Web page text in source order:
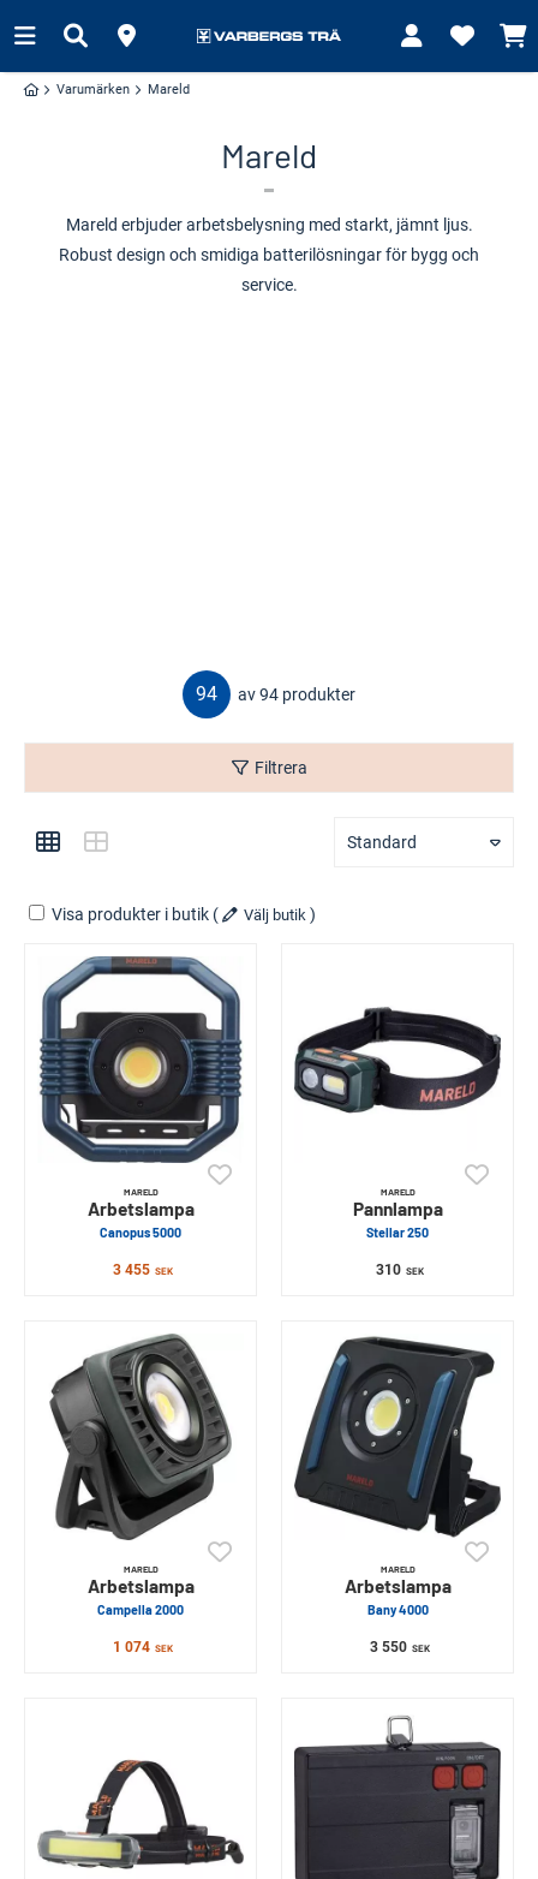
Varumärken Mareld
Mareld
Mareld erbjuder arbetsbelysning med starkt, jämnt ljus.
Robust design och smidiga batterilösningar för bygg och
service.
94 av 94 produkter
Filtrera
Standard
Visa produkter i butik ( Välj butik )
MARELD
Arbetslampa
Canopus 5000
3 455 SEK
MARELD
Pannlampa
Stellar 250
310 SEK
MARELD
Arbetslampa
Campella 2000
1 074 SEK
MARELD
Arbetslampa
Bany 4000
3 550 SEK